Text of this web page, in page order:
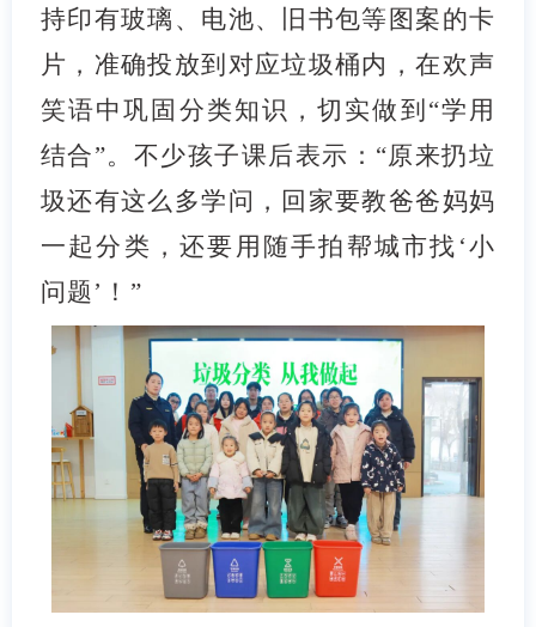
持印有玻璃、电池、旧书包等图案的卡
片，准确投放到对应垃圾桶内，在欢声
笑语中巩固分类知识，切实做到“学用
结合”。不少孩子课后表示：“原来扔垃
圾还有这么多学问，回家要教爸爸妈妈
一起分类，还要用随手拍帮城市找‘小
问题’！”